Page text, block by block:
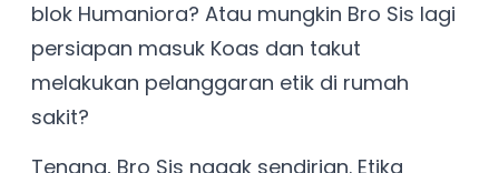
blok Humaniora? Atau mungkin Bro Sis lagi
persiapan masuk Koas dan takut
melakukan pelanggaran etik di rumah
sakit?
Tenang, Bro Sis nggak sendirian. Etika